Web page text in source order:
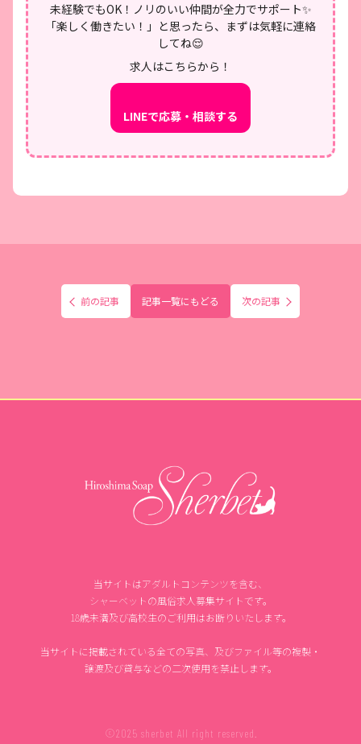
未経験でもOK！ノリのいい仲間が全力でサポート✨
「楽しく働きたい！」と思ったら、まずは気軽に連絡
してね😌
求人はこちらから！
LINEで応募・相談する
前の記事 記事一覧にもどる 次の記事
当サイトはアダルトコンテンツを含む、
シャーベットの風俗求人募集サイトです。
18歳未満及び高校生のご利用はお断りいたします。
当サイトに掲載されている全ての写真、及びファイル等の複製・
譲渡及び貸与などの二次使用を禁止します。
©2025 sherbet All right reserved.